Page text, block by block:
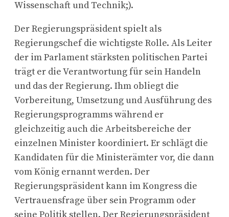
Wissenschaft und Technik;).
Der Regierungspräsident spielt als
Regierungschef die wichtigste Rolle. Als Leiter
der im Parlament stärksten politischen Partei
trägt er die Verantwortung für sein Handeln
und das der Regierung. Ihm obliegt die
Vorbereitung, Umsetzung und Ausführung des
Regierungsprogramms während er
gleichzeitig auch die Arbeitsbereiche der
einzelnen Minister koordiniert. Er schlägt die
Kandidaten für die Ministerämter vor, die dann
vom König ernannt werden. Der
Regierungspräsident kann im Kongress die
Vertrauensfrage über sein Programm oder
seine Politik stellen. Der Regierungspräsident